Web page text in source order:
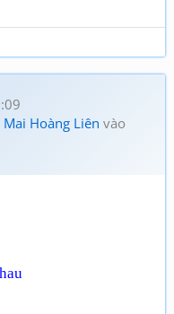
Mai Hoàng Liên vào